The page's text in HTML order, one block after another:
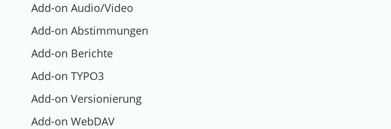
Add-on Audio/Video
Add-on Abstimmungen
Add-on Berichte
Add-on TYPO3
Add-on Versionierung
Add-on WebDAV